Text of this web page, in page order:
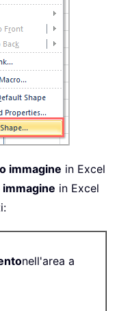
immagine in Excel
immagine in Excel
nell'area a